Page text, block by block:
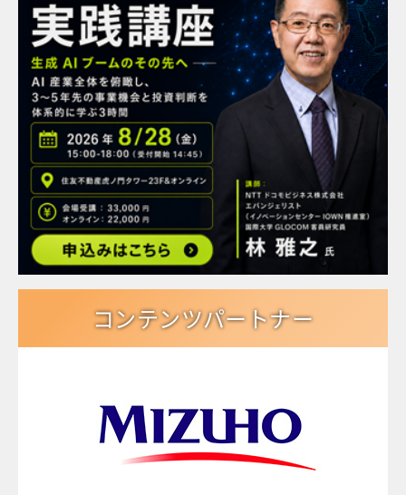
コンテンツパートナー